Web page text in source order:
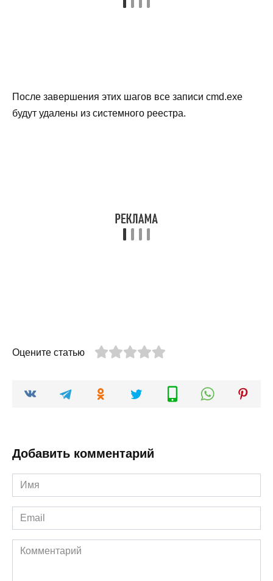
После завершения этих шагов все записи cmd.exe
будут удалены из системного реестра.
Оцените статью
Добавить комментарий
Имя
*
Email
*
Комментарий